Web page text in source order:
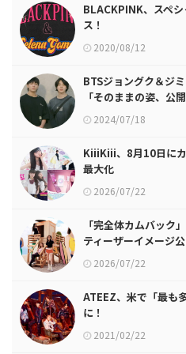
BLACKPINK、スペ
ス！
2020/08/12
BTSジョングク＆ジ
「そのままの姿、公
2024/07/18
KiiiKiii、8月10日に
最大化
2026/07/22
「完全体カムバッ
ティーザーイメージ
2026/07/22
ATEEZ、米で「最も
に！
2021/02/22